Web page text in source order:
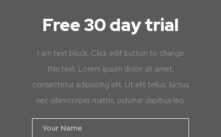
Free 30 day trial
I am text block. Click edit button to change
this text. Lorem ipsum dolor sit amet,
consectetur adipiscing elit. Ut elit tellus, luctus
nec ullamcorper mattis, pulvinar dapibus leo.